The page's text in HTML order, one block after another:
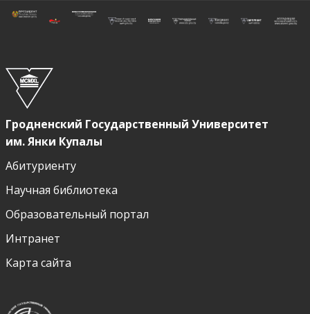
Гродненский Государственный Университет
им. Янки Купалы
Абитуриенту
Научная библиотека
Образовательный портал
Интранет
Карта сайта